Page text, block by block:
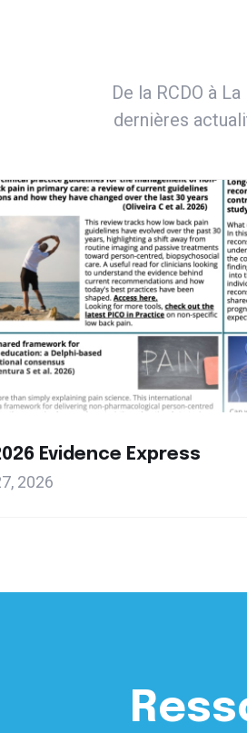
De la RCDO à
dernières
Evidence Express
2026